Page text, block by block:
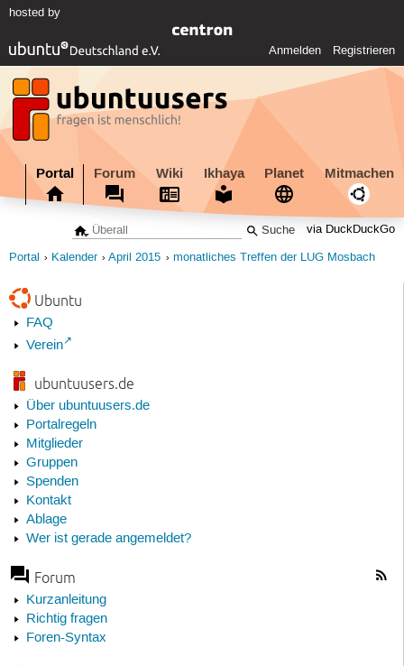
hosted by
Anmelden Registrieren
Portal Forum Wiki Ikhaya Planet Mitmachen
via DuckDuckGo
Portal Kalender April 2015 monatliches Treffen der LUG Mosbach
Ubuntu
FAQ
Verein
ubuntuusers.de
Über ubuntuusers.de
Portalregeln
Mitglieder
Gruppen
Spenden
Kontakt
Ablage
Wer ist gerade angemeldet?
Forum
Kurzanleitung
Richtig fragen
Foren-Syntax